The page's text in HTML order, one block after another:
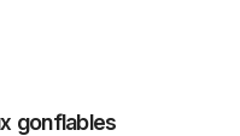
gonflables